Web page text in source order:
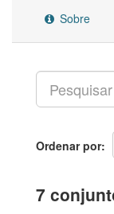
Sobre
Ordenar por
7